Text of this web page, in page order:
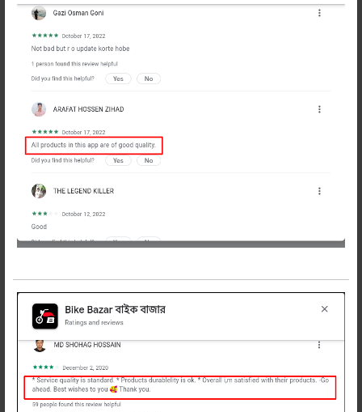
বিবরণ
ইয়ামাহা আর১৫ ভি৩ লুকিং গ্লাস (বাম
পাশ)
ইয়ামাহা আর১৫ ভি৩ বাইকের বাম পাশের লুকিং
গ্লাস। জেনুইন প্রোডাক্ট। ইন্ডিয়ান ম্যানুফেকচার।
খুবই সাশ্রয়ী দামে পাচ্ছেন বাইক বাজারে।
সারাদেশে হোম ডেলিভারি করা হয়। এখনি অর্ডার
রিলেটেড প্রডাক্টস